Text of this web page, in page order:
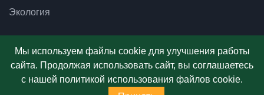
Экология
© 2026Платформа ИНФРАГРИН- Все права
Мы используем файлы cookie для улучшения работы
сайта. Продолжая использовать сайт, вы соглашаетесь
с нашей политикой использования файлов cookie.